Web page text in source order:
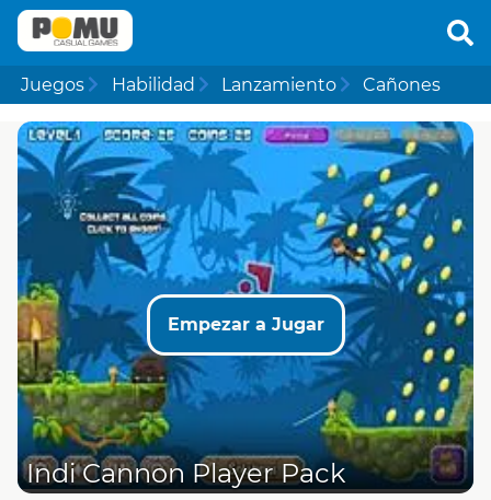
Juegos Habilidad Lanzamiento Cañones
Empezar a Jugar
Indi Cannon Player Pack